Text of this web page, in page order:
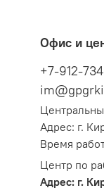
Офис и
+7-912-
Адрес: г.
Время
Центр по
Адрес: г.